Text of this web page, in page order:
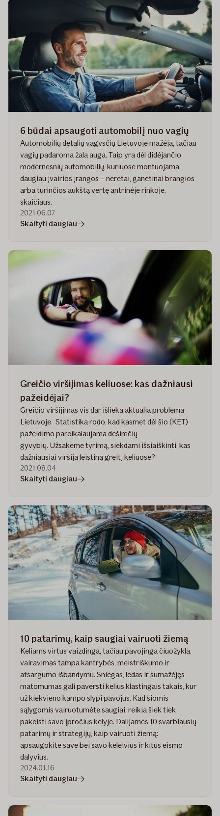
padangas,
tarnautų
ilgai
6 būdai apsaugoti automobilį nuo vagių
Automobilių detalių vagysčių Lietuvoje mažėja, tačiau
vagių padaroma žala auga. Taip yra dėl didėjančio
modernesnių automobilių, kuriuose montuojama
daugiau įvairios įrangos – neretai, ganėtinai brangios
arba turinčios aukštą vertę antrinėje rinkoje,
skaičiaus.
2021.06.07
Skaityti daugiaustraipsnyje
nuo
vagių
Greičio viršijimas keliuose: kas dažniausi
pažeidėjai?
Greičio viršijimas vis dar išlieka aktualia problema
Lietuvoje. Statistika rodo, kad kasmet dėl šio (KET)
pažeidimo pareikalaujama dešimčių
gyvybių. Užsakėme tyrimą, siekdami išsiaiškinti, kas
dažniausiai viršija leistiną greitį keliuose?
2021.08.04
Skaityti daugiaustraipsnyje
keliuose:
kas
dažniausi
pažeidėjai?
10 patarimų, kaip saugiai vairuoti žiemą
Keliams virtus vaizdinga, tačiau pavojinga čiuožykla,
vairavimas tampa kantrybės, meistriškumo ir
atsargumo išbandymu. Sniegas, ledas ir sumažėjęs
matomumas gali paversti kelius klastingais takais, kur
už kiekvieno kampo slypi pavojus. Kad šiomis
sąlygomis vairuotumėte saugiai, reikia šiek tiek
pakeisti savo įpročius kelyje. Dalijamės 10 svarbiausių
patarimų ir strategijų, kaip vairuoti žiemą:
apsaugokite save bei savo keleivius ir kitus eismo
dalyvius.
2024.01.16
Skaityti daugiaustraipsnyje